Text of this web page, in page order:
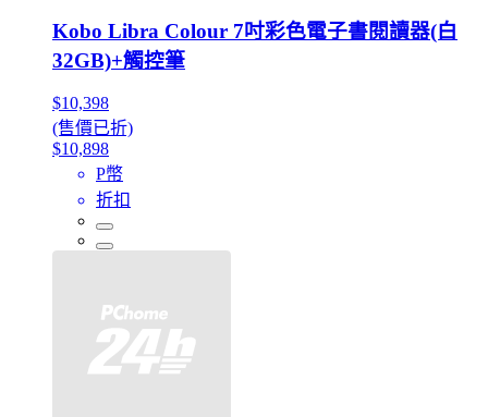
Kobo Libra Colour 7吋彩色電子書閱讀器(白
32GB)+觸控筆
$10,398
(售價已折)
$10,898
P幣
折扣